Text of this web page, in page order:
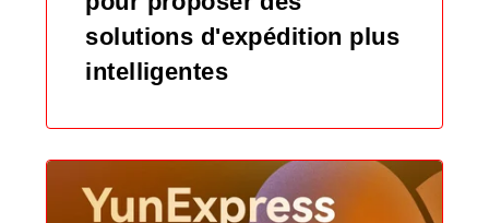
solutions d'expédition plus
intelligentes